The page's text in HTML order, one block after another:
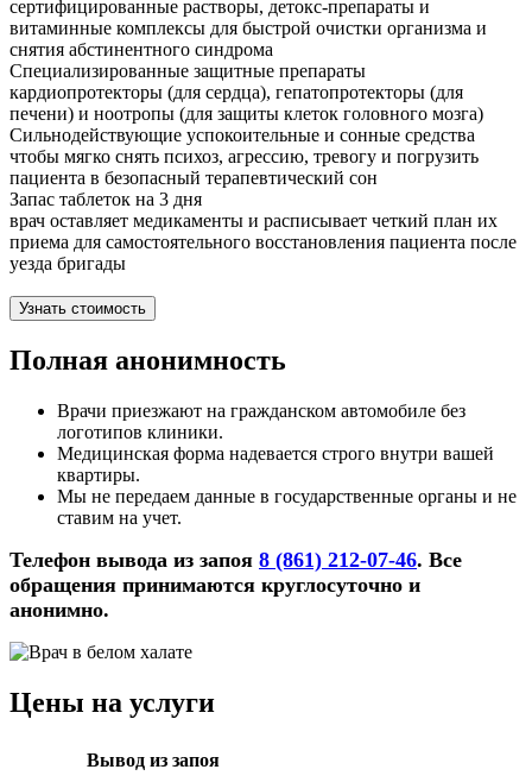
сертифицированные растворы, детокс-препараты и
витаминные комплексы для быстрой очистки организма и
снятия абстинентного синдрома
Специализированные защитные препараты
кардиопротекторы (для сердца), гепатопротекторы (для
печени) и ноотропы (для защиты клеток головного мозга)
Сильнодействующие успокоительные и сонные средства
чтобы мягко снять психоз, агрессию, тревогу и погрузить
пациента в безопасный терапевтический сон
Запас таблеток на 3 дня
врач оставляет медикаменты и расписывает четкий план их
приема для самостоятельного восстановления пациента после
уезда бригады
Узнать стоимость
Полная анонимность
Врачи приезжают на гражданском автомобиле без
логотипов клиники.
Медицинская форма надевается строго внутри вашей
квартиры.
Мы не передаем данные в государственные органы и не
ставим на учет.
Телефон вывода из запоя 8 (861) 212-07-46. Все
обращения принимаются круглосуточно и
анонимно.
Цены на услуги
Вывод из запоя